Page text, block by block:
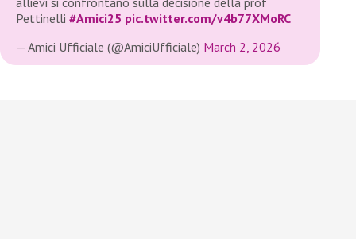
Pettinelli #Amici25 pic.twitter.com/v4b77XMoRC
— Amici Ufficiale (@AmiciUfficiale) March 2, 2026